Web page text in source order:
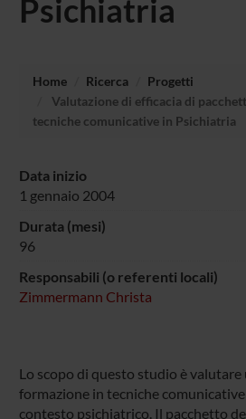
Psichiatria
Home Ricerca
Progetti
Valutazione di efficacia di
tecniche comunicative in Psichiatria
Data inizio
1 gennaio 2004
Durata (mesi)
96
Responsabili (o referenti locali)
Zimmermann Christa
Lo scopo di questo studio è
formazione in tecniche
contesto psichiatrico. Il pacchetto